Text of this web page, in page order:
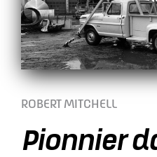
ROBERT MITCHELL
Pionnier